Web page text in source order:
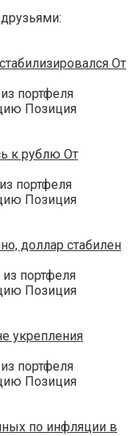
От
портфеля
Позиция
к рублю От
портфеля
Позиция
доллар стабилен
портфеля
Позиция
укрепления
портфеля
Позиция
по инфляции в